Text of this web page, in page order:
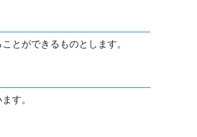
とができるものとします。
す。